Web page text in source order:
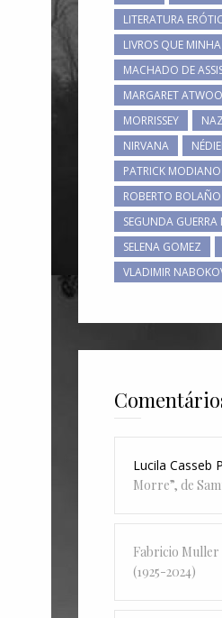
LITERATURA
LIVROS QUE
MACHADO DE
MARGARET
MORRISSEY
NIRVANA
PATRICK MODIANO
ROBERTO BOLAÑO
SEGUNDA
SELENA GOMEZ
VLADIMIR
Lucila Casseb
Morre”, de
Fabricio Muller
(1925-2024)